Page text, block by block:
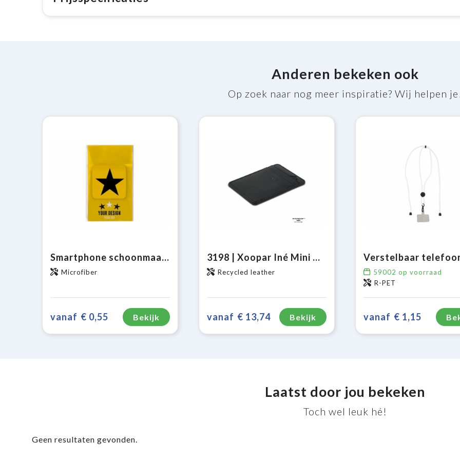
Anderen bekeken ook
Op zoek naar nog meer inspiratie? Wij helpen
Smartphone schoonmaakdoekje met antibacteriële bestanddelen sticky
Microfiber
vanaf € 0,55 Bekijk
3198 | Xoopar Iné Mini NFC Wallet Recycled Leather
Recycled leather
vanaf € 13,74 Bekijk
59002 op voorraad
R-PET
vanaf € 1,15
Laatst door jou bekeken
Toch wel leuk hé!
Geen resultaten gevonden.